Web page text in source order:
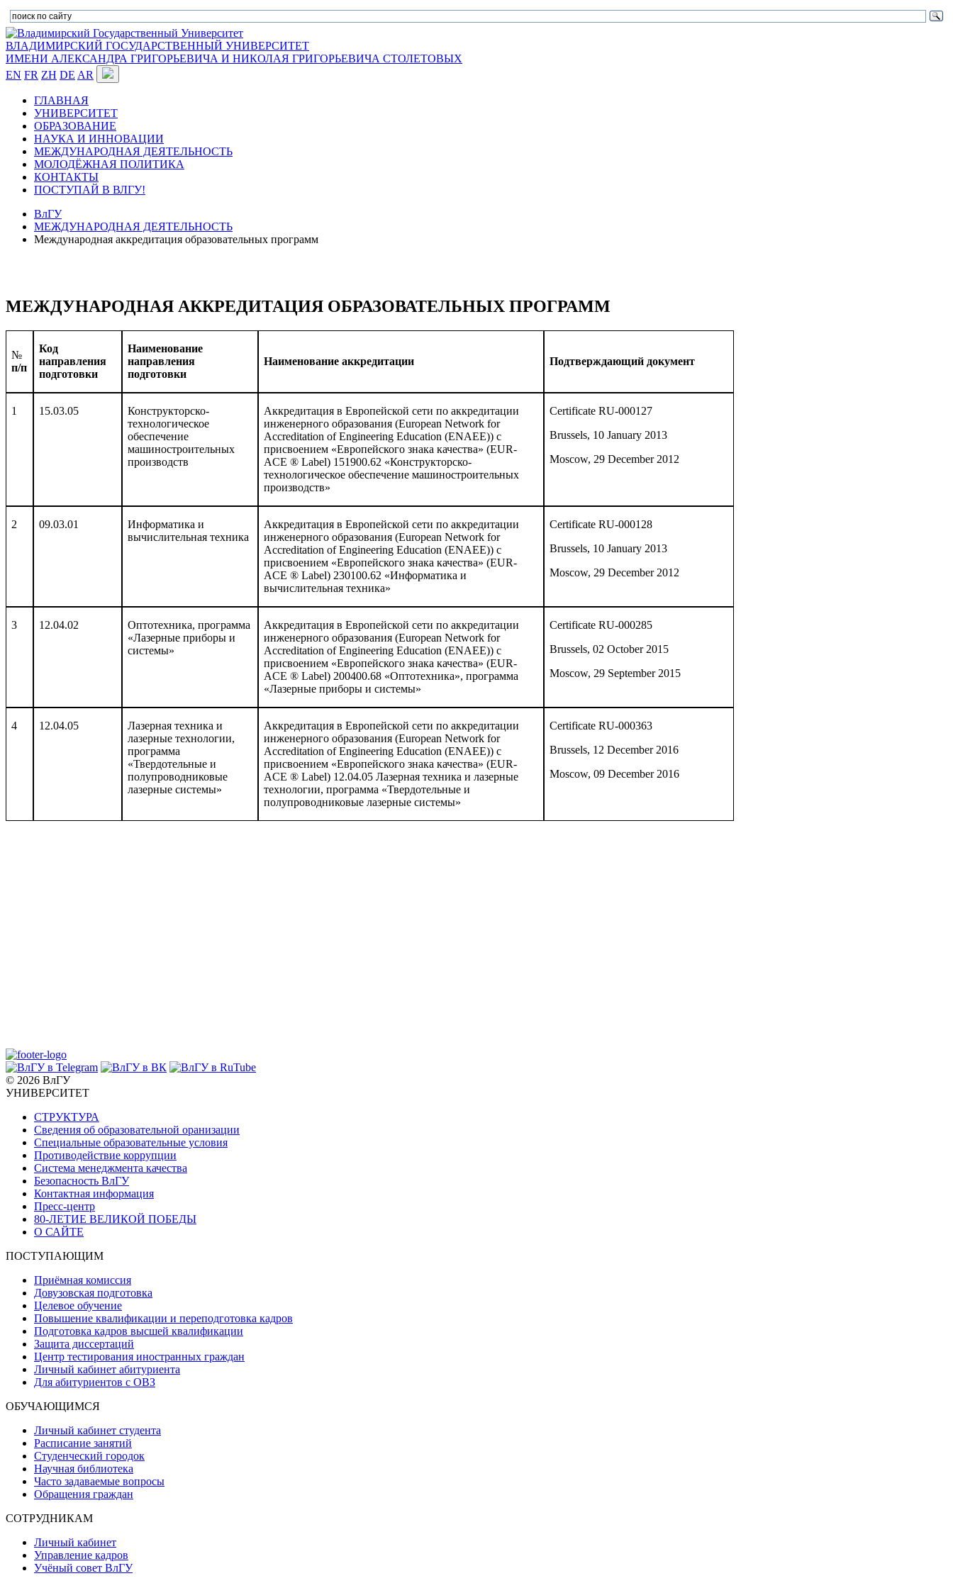
ВЛАДИМИРСКИЙ ГОСУДАРСТВЕННЫЙ УНИВЕРСИТЕТ
ИМЕНИ АЛЕКСАНДРА ГРИГОРЬЕВИЧА И НИКОЛАЯ ГРИГОРЬЕВИЧА СТОЛЕТОВЫХ
EN FR ZH DE AR
ГЛАВНАЯ
УНИВЕРСИТЕТ
ОБРАЗОВАНИЕ
НАУКА И ИННОВАЦИИ
МЕЖДУНАРОДНАЯ ДЕЯТЕЛЬНОСТЬ
МОЛОДЁЖНАЯ ПОЛИТИКА
КОНТАКТЫ
ПОСТУПАЙ В ВЛГУ!
ВлГУ
МЕЖДУНАРОДНАЯ ДЕЯТЕЛЬНОСТЬ
Международная аккредитация образовательных программ
МЕЖДУНАРОДНАЯ АККРЕДИТАЦИЯ ОБРАЗОВАТЕЛЬНЫХ ПРОГРАММ
№
п/п
Код
направления
подготовки
Наименование
направления
подготовки
Наименование аккредитации Подтверждающий документ
1 15.03.05
Конструкторско-
технологическое
обеспечение
машиностроительных
производств
Аккредитация в Европейской сети по аккредитации
инженерного образования (European Network for
Accreditation of Engineering Education (ENAEE)) с
присвоением «Европейского знака качества» (EUR-
ACE ®Label) 151900.62 «Конструкторско-
технологическое обеспечение машиностроительных
производств»
Certificate RU-000127
Brussels, 10 January 2013
Moscow, 29 December 2012
2 09.03.01
Информатика и
вычислительная техника
Аккредитация в Европейской сети по аккредитации
инженерного образования (European Network for
Accreditation of Engineering Education (ENAEE))с
присвоением «Европейского знака качества» (EUR-
ACE ® Label) 230100.62 «Информатика и
вычислительная техника»
Certificate RU-000128
Brussels, 10 January 2013
Moscow, 29 December 2012
3 12.04.02
Оптотехника, программа
«Лазерные приборы и
системы»
Аккредитация в Европейской сети по аккредитации
инженерного образования (European Network for
Accreditation of Engineering Education (ENAEE)) с
присвоением «Европейского знака качества» (EUR-
ACE ®Label) 200400.68 «Оптотехника», программа
«Лазерные приборы и системы»
Certificate RU-000285
Brussels, 02 October 2015
Moscow, 29 September 2015
4 12.04.05
Лазерная техника и
лазерные технологии,
программа
«Твердотельные и
полупроводниковые
лазерные системы»
Аккредитация в Европейской сети по аккредитации
инженерного образования (European Network for
Accreditation of Engineering Education (ENAEE)) с
присвоением «Европейского знака качества» (EUR-
ACE ®Label) 12.04.05 Лазерная техника и лазерные
технологии, программа «Твердотельные и
полупроводниковые лазерные системы»
Certificate RU-000363
Brussels, 12 December 2016
Moscow, 09 December 2016
© 2026 ВлГУ
УНИВЕРСИТЕТ
СТРУКТУРА
Сведения об образовательной оранизации
Специальные образовательные условия
Противодействие коррупции
Система менеджмента качества
Безопасность ВлГУ
Контактная информация
Пресс-центр
80-ЛЕТИЕ ВЕЛИКОЙ ПОБЕДЫ
О САЙТЕ
ПОСТУПАЮЩИМ
Приёмная комиссия
Довузовская подготовка
Целевое обучение
Повышение квалификации и переподготовка кадров
Подготовка кадров высшей квалификации
Защита диссертаций
Центр тестирования иностранных граждан
Личный кабинет абитуриента
Для абитуриентов с ОВЗ
ОБУЧАЮЩИМСЯ
Личный кабинет студента
Расписание занятий
Студенческий городок
Научная библиотека
Часто задаваемые вопросы
Обращения граждан
СОТРУДНИКАМ
Личный кабинет
Управление кадров
Учёный совет ВлГУ